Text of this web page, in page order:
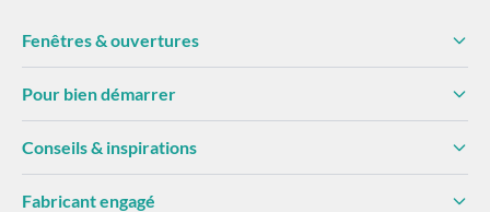
Fenêtres & ouvertures
Pour bien démarrer
Conseils & inspirations
Fabricant engagé